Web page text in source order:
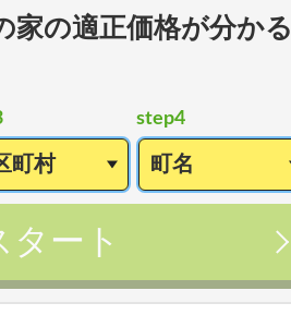
家の適正価格が分かる
step4
タート